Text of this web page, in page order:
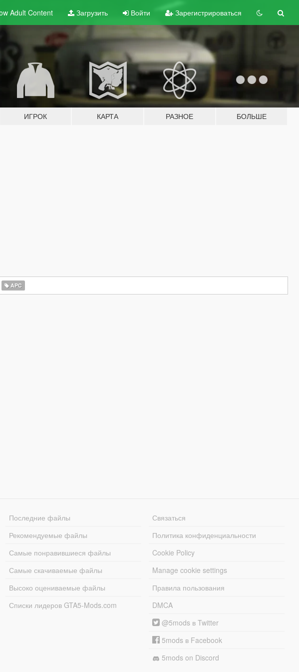
AdultContent Загрузить Войти Зарегистрироваться
ИГРОК КАРТА РАЗНОЕ БОЛЬШЕ
APC
Последние файлы
Рекомендуемые файлы
Самые понравившиеся файлы
Самые скачиваемые файлы
Высоко оцениваемые файлы
Списки лидеров GTA5-Mods.com
Связаться
Политика конфиденциальности
Cookie Policy
Manage cookie settings
Правила пользования
DMCA
@5mods в Twitter
5mods в Facebook
5mods on Discord